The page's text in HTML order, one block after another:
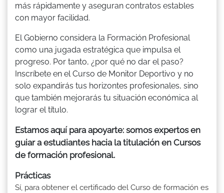
más rápidamente y aseguran contratos estables
con mayor facilidad.
El Gobierno considera la Formación Profesional
como una jugada estratégica que impulsa el
progreso. Por tanto, ¿por qué no dar el paso?
Inscríbete en el Curso de Monitor Deportivo y no
solo expandirás tus horizontes profesionales, sino
que también mejorarás tu situación económica al
lograr el título.
Estamos aquí para apoyarte: somos expertos en
guiar a estudiantes hacia la titulación en Cursos
de formación profesional.
Prácticas
Sí, para obtener el certificado del Curso de formación es